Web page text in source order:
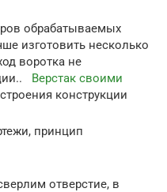
обрабатываемых
изготовить несколько
воротка не
Верстак своими
конструкции
принцип
отверстие, в